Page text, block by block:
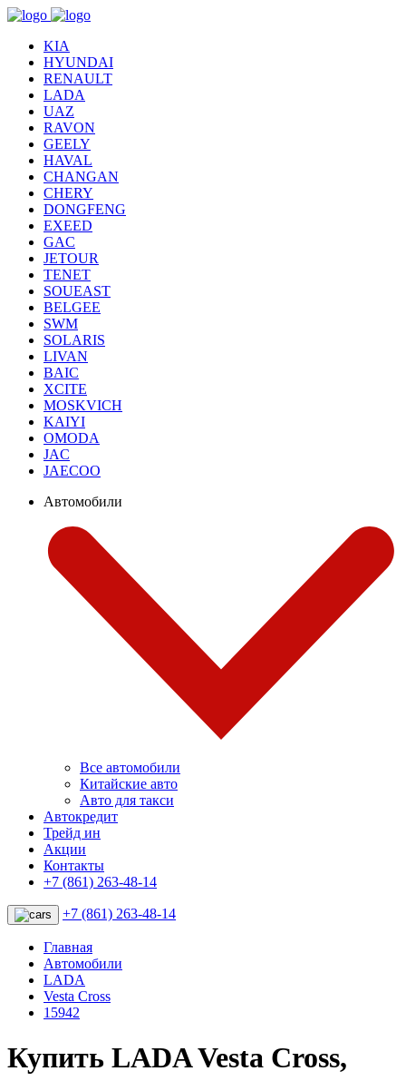
KIA
HYUNDAI
RENAULT
LADA
UAZ
RAVON
GEELY
HAVAL
CHANGAN
CHERY
DONGFENG
EXEED
GAC
JETOUR
TENET
SOUEAST
BELGEE
SWM
SOLARIS
LIVAN
BAIC
XCITE
MOSKVICH
KAIYI
OMODA
JAC
JAECOO
Автомобили
Все автомобили
Китайские авто
Авто для такси
Автокредит
Трейд ин
Акции
Контакты
+7 (861) 263-48-14
+7 (861) 263-48-14
Главная
Автомобили
LADA
Vesta Cross
15942
Купить LADA Vesta Cross,